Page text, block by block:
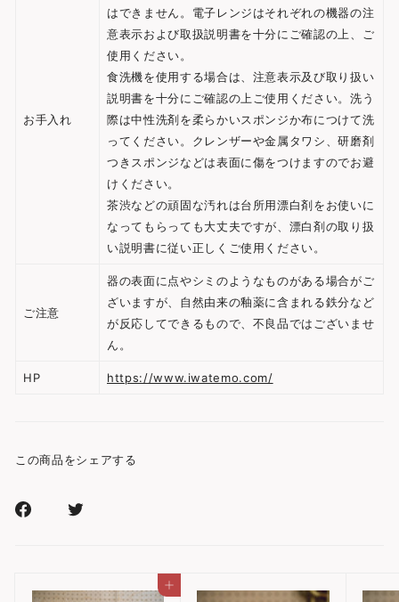
お手入れ
はできません。電子レンジはそれぞれの機器の注
意表示および取扱説明書を十分にご確認の上、ご
使用ください。
食洗機を使用する場合は、注意表示及び取り扱い
説明書を十分にご確認の上ご使用ください。洗う
際は中性洗剤を柔らかいスポンジか布につけて洗
ってください。クレンザーや金属タワシ、研磨剤
つきスポンジなどは表面に傷をつけますのでお避
けください。
茶渋などの頑固な汚れは台所用漂白剤をお使いに
なってもらっても大丈夫ですが、漂白剤の取り扱
い説明書に従い正しくご使用ください。
ご注意
器の表面に点やシミのようなものがある場合がご
ざいますが、自然由来の釉薬に含まれる鉄分など
が反応してできるもので、不良品ではございませ
ん。
HP https://www.iwatemo.com/
この商品をシェアする
Facebook
ア
ア
カートに入れる